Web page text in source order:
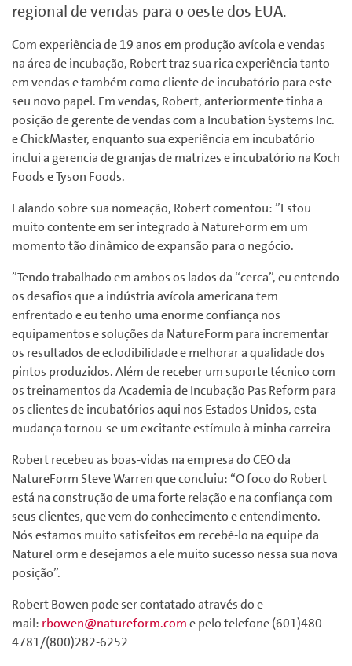
regional de vendas para o oeste dos EUA.
Com experiência de 19 anos em produção avícola e vendas
na área de incubação, Robert traz sua rica experiência tanto
em vendas e também como cliente de incubatório para este
seu novo papel. Em vendas, Robert, anteriormente tinha a
posição de gerente de vendas com a Incubation Systems Inc.
e ChickMaster, enquanto sua experiência em incubatório
inclui a gerencia de granjas de matrizes e incubatório na Koch
Foods e Tyson Foods.
Falando sobre sua nomeação, Robert comentou: ”Estou
muito contente em ser integrado à NatureForm em um
momento tão dinâmico de expansão para o negócio.
”Tendo trabalhado em ambos os lados da “cerca”, eu entendo
os desafios que a indústria avícola americana tem
enfrentado e eu tenho uma enorme confiança nos
equipamentos e soluções da NatureForm para incrementar
os resultados de eclodibilidade e melhorar a qualidade dos
pintos produzidos. Além de receber um suporte técnico com
os treinamentos da Academia de Incubação Pas Reform para
os clientes de incubatórios aqui nos Estados Unidos, esta
mudança tornou-se um excitante estímulo à minha carreira
Robert recebeu as boas-vidas na empresa do CEO da
NatureForm Steve Warren que concluiu: “O foco do Robert
está na construção de uma forte relação e na confiança com
seus clientes, que vem do conhecimento e entendimento.
Nós estamos muito satisfeitos em recebê-lo na equipe da
NatureForm e desejamos a ele muito sucesso nessa sua nova
posição”.
Robert Bowen pode ser contatado através do e-
mail: rbowen@natureform.come pelo telefone (601)480-
4781/(800)282-6252